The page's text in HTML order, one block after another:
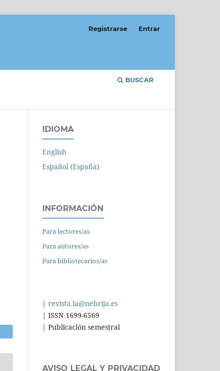
BUSCAR
Registrarse Entrar
IDIOMA
English
Español (España)
INFORMACIÓN
Para lectores/as
Para autores/as
Para bibliotecarios/as
| revista.la@nebrija.es
| ISSN 1699-6569
| Publicación semestral
AVISO LEGAL Y PRIVACIDAD